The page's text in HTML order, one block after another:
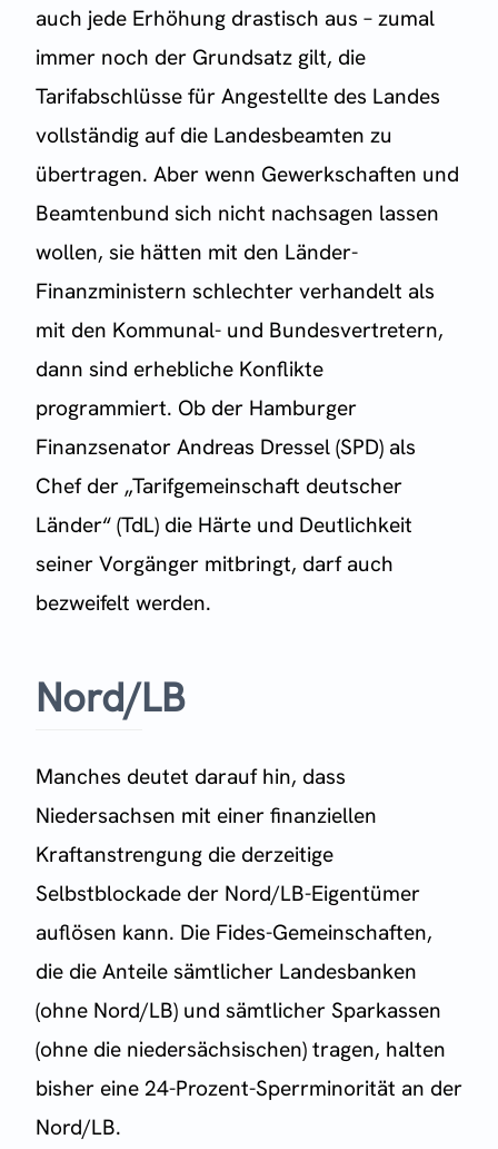
auch jede Erhöhung drastisch aus – zumal
immer noch der Grundsatz gilt, die
Tarifabschlüsse für Angestellte des Landes
vollständig auf die Landesbeamten zu
übertragen. Aber wenn Gewerkschaften und
Beamtenbund sich nicht nachsagen lassen
wollen, sie hätten mit den Länder-
Finanzministern schlechter verhandelt als
mit den Kommunal- und Bundesvertretern,
dann sind erhebliche Konflikte
programmiert. Ob der Hamburger
Finanzsenator Andreas Dressel (SPD) als
Chef der „Tarifgemeinschaft deutscher
Länder“ (TdL) die Härte und Deutlichkeit
seiner Vorgänger mitbringt, darf auch
bezweifelt werden.
Nord/LB
Manches deutet darauf hin, dass
Niedersachsen mit einer finanziellen
Kraftanstrengung die derzeitige
Selbstblockade der Nord/LB-Eigentümer
auflösen kann. Die Fides-Gemeinschaften,
die die Anteile sämtlicher Landesbanken
(ohne Nord/LB) und sämtlicher Sparkassen
(ohne die niedersächsischen) tragen, halten
bisher eine 24-Prozent-Sperrminorität an der
Nord/LB.